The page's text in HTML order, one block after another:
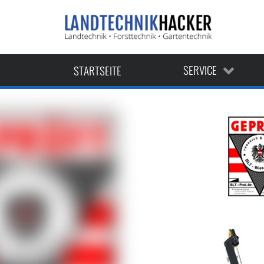
STARTSEITE SERVICE
WERKSTATT
ERSATZTEILE